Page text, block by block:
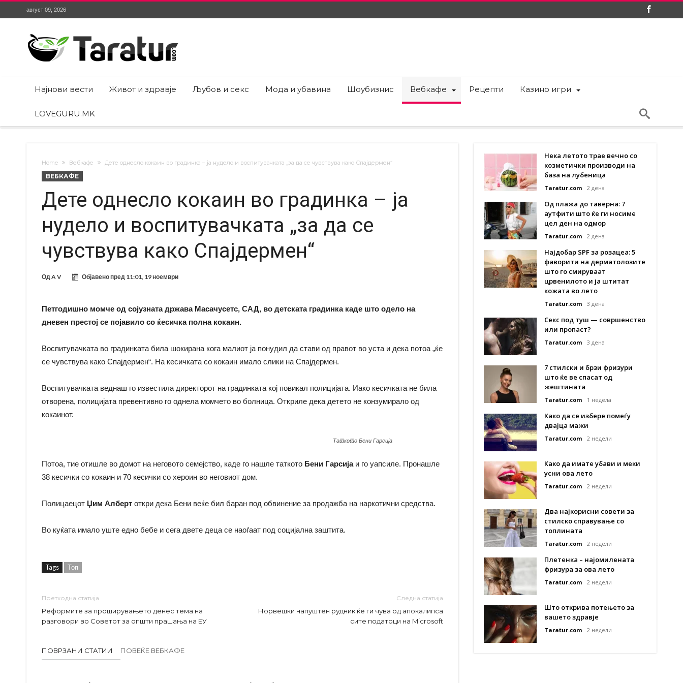
август 09, 2026
Најнови вести Живот и здравје Љубов и секс Мода и убавина Шоубизнис Вебкафе Рецепти Казино игри
LOVEGURU.MK
Home Вебкафе Дете однесло кокаин во градинка – ја нудело и воспитувачката „за да се чувствува како Спајдермен“
ВЕБКАФЕ
Дете однесло кокаин во градинка – ја
нудело и воспитувачката „за да се
чувствува како Спајдермен“
ОдA V Објавено пред 11:01, 19 ноември
Петгодишно момче од сојузната држава Масачусетс, САД, во детската градинка каде што одело на
дневен престој се појавило со ќесичка полна кокаин.
Воспитувачката во градинката била шокирана кога малиот ја понудил да стави од правот во уста и дека потоа „ќе
се чувствува како Спајдермен“. На кесичката со кокаин имало слики на Спајдермен.
Воспитувачката веднаш го известила директорот на градинката кој повикал полицијата. Иако кесичката не била
отворена, полицијата превентивно го однела момчето во болница. Откриле дека детето не конзумирало од
кокаинот.
Таткото Бени Гарсија
Потоа, тие отишле во домот на неговото семејство, каде го нашле таткото Бени Гарсијаи го уапсиле. Пронашле
38 кесички со кокаин и 70 кесички со хероин во неговиот дом.
Полицаецот Џим Алберт откри дека Бени веќе бил баран под обвинение за продажба на наркотични средства.
Во куќата имало уште едно бебе и сега двете деца се наоѓаат под социјална заштита.
Tags Топ
Претходна статија
Реформите за проширувањето денес тема на
разговори во Советот за општи прашања на ЕУ
Следна статија
Норвешки напуштен рудник ќе ги чува од апокалипса
сите податоци на Microsoft
ПОВРЗАНИ СТАТИИ ПОВЕЌЕ ВЕБКАФЕ
Нека летото трае вечно со
козметички производи на
база на лубеница
Taratur.com 2 дена
Од плажа до таверна: 7
аутфити што ќе ги носиме
цел ден на одмор
Taratur.com 2 дена
Најдобар SPF за розацеа: 5
фаворити на дерматолозите
што го смируваат
црвенилото и ја штитат
кожата во лето
Taratur.com 3 дена
Секс под туш — совршенство
или пропаст?
Taratur.com 3 дена
7 стилски и брзи фризури
што ќе ве спасат од
жештината
Taratur.com 1 недела
Како да се избере помеѓу
двајца мажи
Taratur.com 2 недели
Како да имате убави и меки
усни ова лето
Taratur.com 2 недели
Два најкорисни совети за
стилско справување со
топлината
Taratur.com 2 недели
Плетенка – најомилената
фризура за ова лето
Taratur.com 2 недели
Што открива потењето за
вашето здравје
Taratur.com 2 недели